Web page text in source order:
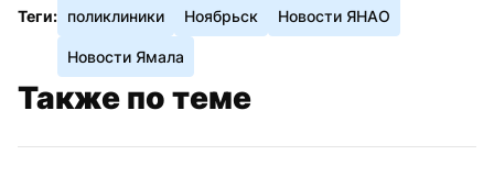
Теги: поликлиники Ноябрьск Новости ЯНАО
Новости Ямала
Также по теме